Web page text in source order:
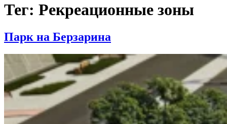
Тег: Рекреационные зоны
Парк на Берзарина